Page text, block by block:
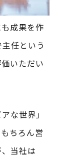
成果を作
任という
いただい
な世界」
ちろん営
当社は